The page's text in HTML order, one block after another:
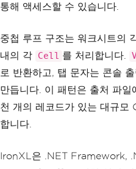
통해 액세스할 수 있습니다.
중첩 루프 구조는 워크시트의
내의 각 Cell 를 처리합니다.
로 반환하고, 탭 문자는 콘솔
만듭니다. 이 패턴은 출처 파
천 개의 레코드가 있는 대규모
합니다.
IronXL은 .NET Framework,